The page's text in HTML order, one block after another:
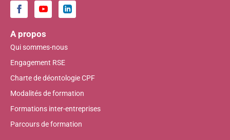
A propos
Qui sommes-nous
Engagement RSE
Charte de déontologie CPF
Modalités de formation
Formations inter-entreprises
Parcours de formation